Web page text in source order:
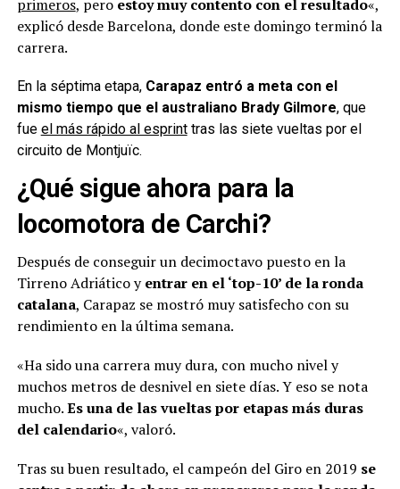
primeros, pero estoy muy contento con el resultado«,
explicó desde Barcelona, donde este domingo terminó la
carrera.
En la séptima etapa, Carapaz entró a meta con el
mismo tiempo que el australiano Brady Gilmore, que
fue el más rápido al esprinttras las siete vueltas por el
circuito de Montjuïc.
¿Qué sigue ahora para la
locomotora de Carchi?
Después de conseguir un decimoctavo puesto en la
Tirreno Adriático yentrar en el ‘top-10’ de la ronda
catalana, Carapaz se mostró muy satisfecho con su
rendimiento en la última semana.
«Ha sido una carrera muy dura, con mucho nivel y
muchos metros de desnivel en siete días. Y eso se nota
mucho.Es una de las vueltas por etapas más duras
del calendario«, valoró.
Tras su buen resultado, el campeón del Giro en 2019 se